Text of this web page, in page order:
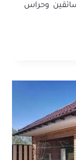
وحراس